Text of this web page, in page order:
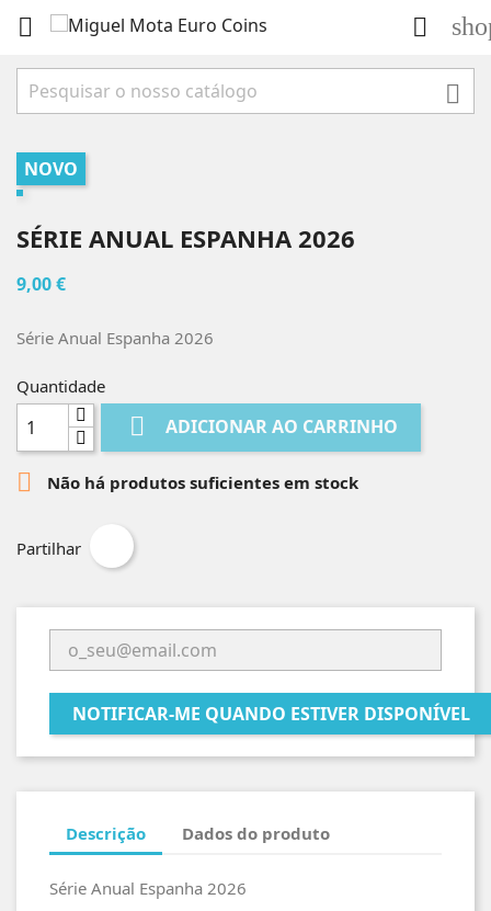
 

NOVO
SÉRIE ANUAL ESPANHA 2026
9,00 €
Série Anual Espanha 2026
Quantidade
 ADICIONAR AO CARRINHO
 Não há produtos suficientes em stock
Partilhar
NOTIFICAR-ME QUANDO ESTIVER DISPONÍVEL
Descrição Dados do produto
Série Anual Espanha 2026